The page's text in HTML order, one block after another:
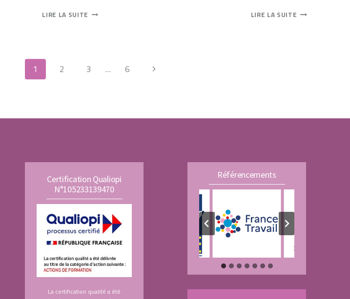
LIRE LA SUITE LA
LIRE LA SUITE LA
NAVIGATION
PAGE
1 2 3 … 6
Page
Certification Qualiopi
N°105233139470
La certification qualité a été
Référencements